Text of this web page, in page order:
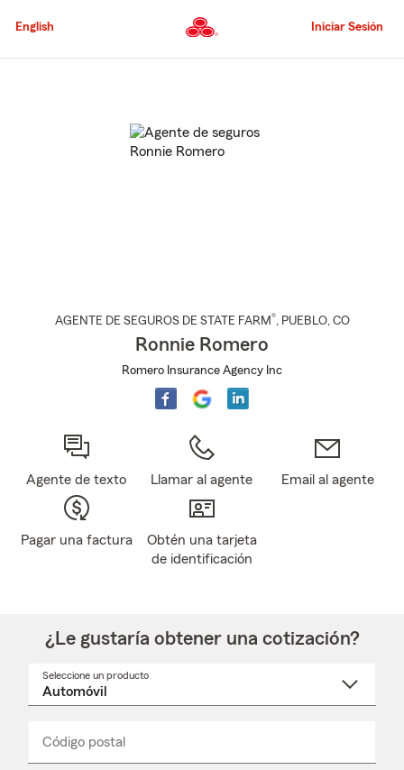
al
principal
English Iniciar Sesión
AGENTE DE SEGUROS DE STATE FARM®, PUEBLO, CO
Ronnie Romero
Romero Insurance Agency Inc
Agente de texto Llamar al agente Email al agente
Pagar una factura
Obtén una tarjeta
de identificación
¿Le gustaría obtener una cotización?
Seleccione un producto
desplegable
Código postal
_____